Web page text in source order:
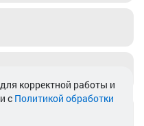
корректной работы и
с Политикой обработки